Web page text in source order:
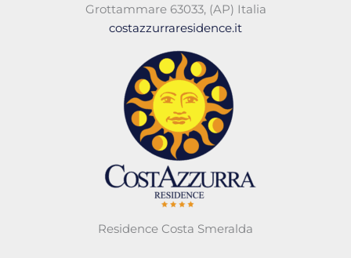
Grottammare 63033,(AP) Italia
costazzurraresidence.it
Residence Costa Smeralda